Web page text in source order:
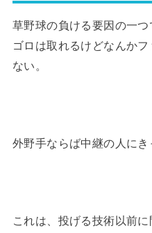
草野球の負ける要因の一つ
ゴロは取れるけどなんか
ない。
外野手ならば中継の人にき
これは、投げる技術以前